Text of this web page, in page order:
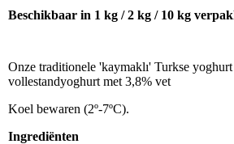
Beschikbaar in 1 kg / 2 kg / 10 kg
Onze traditionele 'kaymaklı' Turkse yoghurt
vollestandyoghurt met 3,8% vet
Koel bewaren (2º-7ºC).
Ingrediënten